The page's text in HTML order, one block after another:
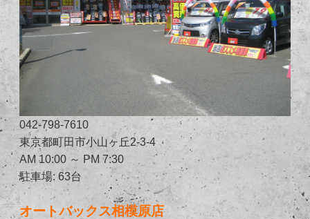
042-798-7610
東京都町田市小山ヶ丘2-3-4
AM 10:00 ～ PM 7:30
駐車場: 63台
オートバックス相模原店